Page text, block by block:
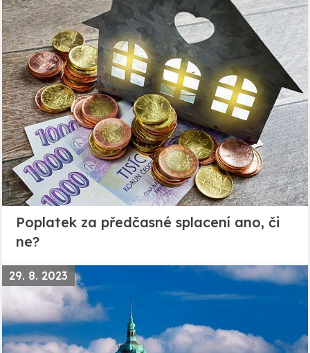
Poplatek za předčasné splacení ano, či
ne?
29. 8. 2023